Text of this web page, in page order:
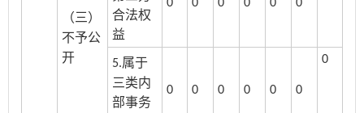
（三）
不予公
开
合法权
益
0 0 0 0 0 0
5.属于
三类内
部事务
0 0 0 0 0 0
0